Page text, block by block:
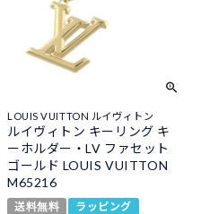
LOUIS VUITTON ルイヴィトン
ルイヴィトン キーリング キ
ーホルダー・LV ファセット
ゴールド LOUIS VUITTON
M65216
送料無料 ラッピング